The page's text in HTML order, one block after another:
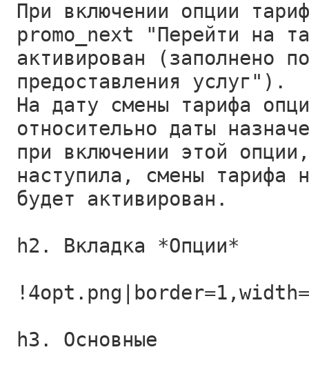
При включении опции
promo_next "Перейти на
активирован (заполнено
предоставления услуг").
На дату смены тарифа
относительно даты
при включении этой
наступила, смены тарифа
будет активирован.
h2. Вкладка *Опции*
h3. Основные